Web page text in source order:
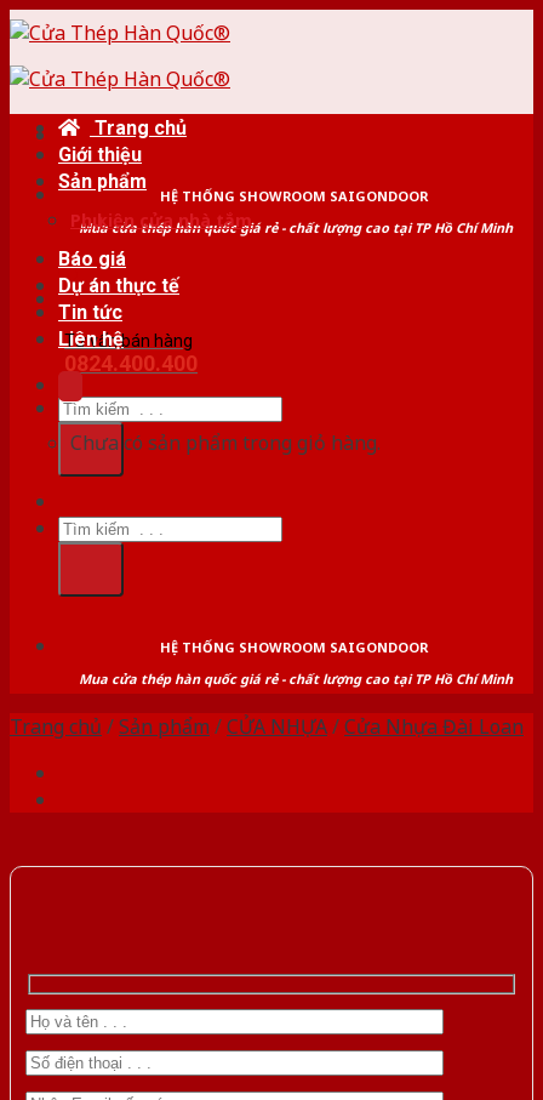
Skip
content
HỆ THỐNG SHOWROOM SAIGONDOOR
Mua cửa thép hàn quốc giá rẻ - chất lượng cao tại TP Hồ Chí Minh
Tư vấn bán hàng
0824.400.400
Tìm
kiếm:
Trang chủ
Giới thiệu
Sản phẩm
Phụ kiện cửa nhà tắm
Báo giá
Dự án thực tế
Tin tức
Liên hệ
Chưa có sản phẩm trong giỏ hàng.
Tìm
kiếm:
HỆ THỐNG SHOWROOM SAIGONDOOR
Mua cửa thép hàn quốc giá rẻ - chất lượng cao tại TP Hồ Chí Minh
Trang chủ /Sản phẩm /CỬA NHỰA/Cửa Nhựa Đài Loan